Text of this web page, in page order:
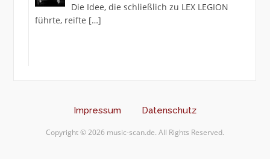
Die Idee, die schließlich zu LEX LEGION
führte, reifte […]
Impressum Datenschutz
Copyright © 2026 music-scan.de. All Rights Reserved.